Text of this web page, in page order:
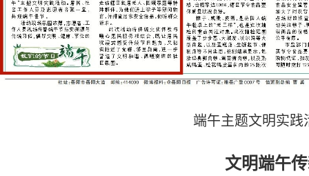
端午主题文明实践
文明端午